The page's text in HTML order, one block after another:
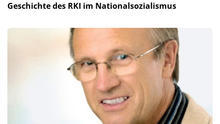
Geschichte des RKI im Nationalsozialismus